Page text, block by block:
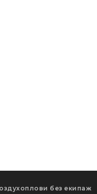
без екипаж